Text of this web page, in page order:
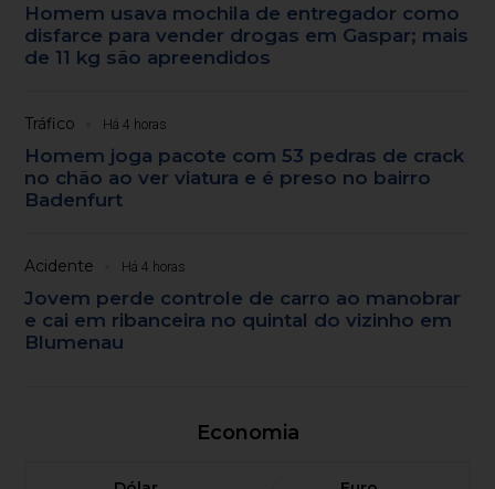
Homem usava mochila de entregador como
disfarce para vender drogas em Gaspar; mais
de 11 kg são apreendidos
Tráfico Há 4 horas
Homem joga pacote com 53 pedras de crack
no chão ao ver viatura e é preso no bairro
Badenfurt
Acidente Há 4 horas
Jovem perde controle de carro ao manobrar
e cai em ribanceira no quintal do vizinho em
Blumenau
Economia